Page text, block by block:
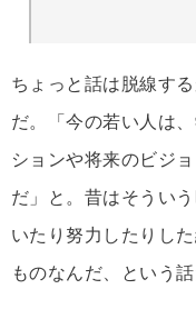
ちょっと話は脱線す
だ。「今の若い人は
ションや将来のビジ
だ」と。昔はそうい
いたり努力したりし
ものなんだ、という話